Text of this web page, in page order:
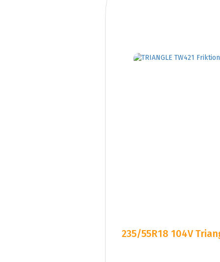
235/55R18 104V